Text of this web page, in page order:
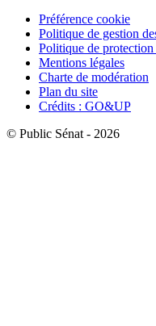
Préférence cookie
Politique de gestion
Politique de protection
Mentions légales
Charte de modération
Plan du site
Crédits : GO&UP
© Public Sénat - 2026